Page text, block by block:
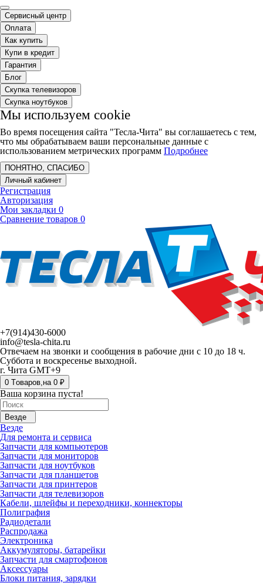
Сервисный центр
Оплата
Как купить
Купи в кредит
Гарантия
Блог
Скупка телевизоров
Скупка ноутбуков
Мы используем cookie
Во время посещения сайта "Тесла-Чита" вы соглашаетесь с тем,
что мы обрабатываем ваши персональные данные с
использованием метрических программ Подробнее
ПОНЯТНО, СПАСИБО
Личный кабинет
Регистрация
Авторизация
Мои закладки 0
Сравнение товаров 0
+7(914)430-6000
info@tesla-chita.ru
Отвечаем на звонки и сообщения в рабочие дни с 10 до 18 ч.
Суббота и воскресенье выходной.
г. Чита GMT+9
0 Tоваров,на 0 ₽
Ваша корзина пуста!
Везде
Везде
Для ремонта и сервиса
Запчасти для компьютеров
Запчасти для мониторов
Запчасти для ноутбуков
Запчасти для планшетов
Запчасти для принтеров
Запчасти для телевизоров
Кабели, шлейфы и переходники, коннекторы
Полиграфия
Радиодетали
Распродажа
Электроника
Аккумуляторы, батарейки
Запчасти для смартофонов
Аксессуары
Блоки питания, зарядки